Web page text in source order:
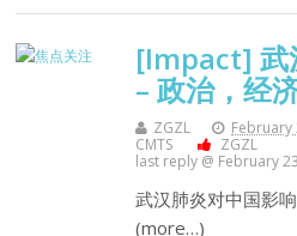
[Impact] 武
– 政治，经
ZGZL February
CMTS
ZGZL
last reply @ February
武汉肺炎对中国影
(more…)